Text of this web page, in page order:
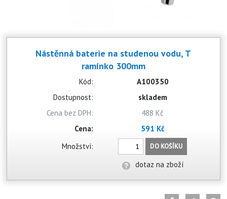
Nástěnná baterie na studenou vodu, T
ramínko 300mm
Kód:
A100350
Dostupnost:
skladem
Cena bez DPH:
488 Kč
Cena:
591 Kč
Množství:
DO KOŠÍKU
dotaz na zboží